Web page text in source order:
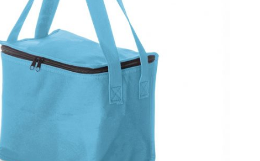
PASTAS
PEN DRIVE
RISQUE RABISQUE